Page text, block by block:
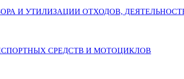
И УТИЛИЗАЦИИ ОТХОДОВ,
СРЕДСТВ И МОТОЦИКЛОВ